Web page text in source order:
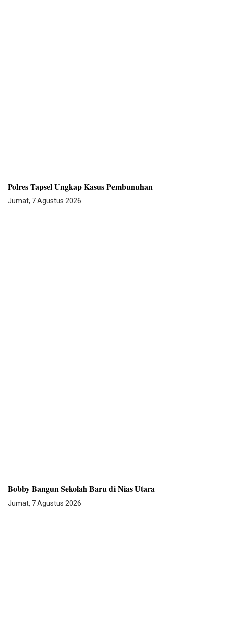
Polres Tapsel Ungkap Kasus Pembunuhan
Jumat, 7 Agustus 2026
Bobby Bangun Sekolah Baru di Nias Utara
Jumat, 7 Agustus 2026